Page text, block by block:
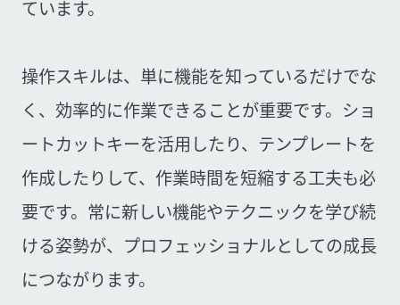
ています。
操作スキルは、単に機能を知っているだけでな
く、効率的に作業できることが重要です。ショ
ートカットキーを活用したり、テンプレートを
作成したりして、作業時間を短縮する工夫も必
要です。常に新しい機能やテクニックを学び続
ける姿勢が、プロフェッショナルとしての成長
につながります。